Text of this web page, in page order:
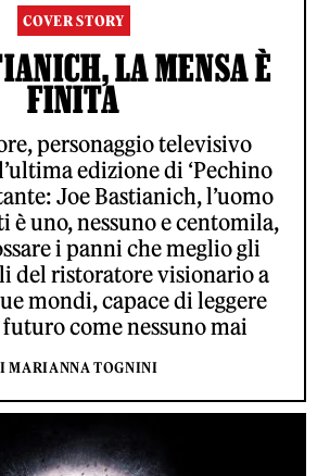
COVER STORY
LA MENSA È
FINITA
personaggio televisivo
edizione di ‘Pechino
Joe Bastianich, l’uomo
è uno, nessuno e centomila,
i panni che meglio gli
del ristoratore visionario a
mondi, capace di leggere
come nessuno mai
MARIANNA TOGNINI